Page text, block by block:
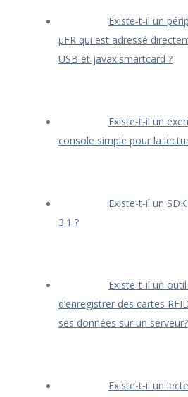
Existe-t-il un
μFR qui est adressé
USB et javax.smartcard ?
Existe-t-il un
console simple pour la
Existe-t-il un
3.1 ?
Existe-t-il un
d’enregistrer des cartes
ses données sur un serveur?
Existe-t-il un